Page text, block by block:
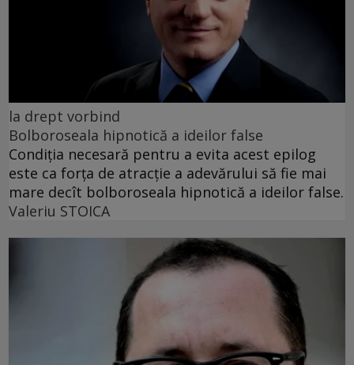
la drept vorbind
Bolboroseala hipnotică a ideilor false
Condiția necesară pentru a evita acest epilog
este ca forța de atracție a adevărului să fie mai
mare decît bolboroseala hipnotică a ideilor false.
Valeriu STOICA